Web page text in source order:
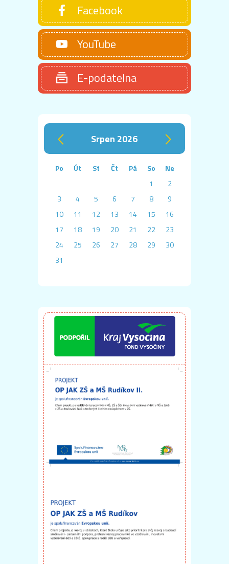
Facebook
YouTube
E-podatelna
‹ srpen 2026 ›
Po Út St Čt Pá So
Ne
1
2
3
4 5 6 7 8
9
10
11 12 13 14 15
16
17
18 19 20 21 22
23
24
25 26 27 28 29
30
31